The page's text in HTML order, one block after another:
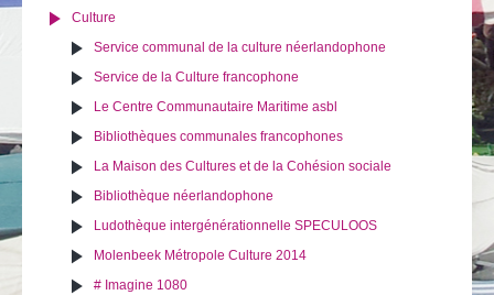
Culture
Service communal de la culture néerlandophone
Service de la Culture francophone
Le Centre Communautaire Maritime asbl
Bibliothèques communales francophones
La Maison des Cultures et de la Cohésion sociale
Bibliothèque néerlandophone
Ludothèque intergénérationnelle SPECULOOS
Molenbeek Métropole Culture 2014
# Imagine 1080